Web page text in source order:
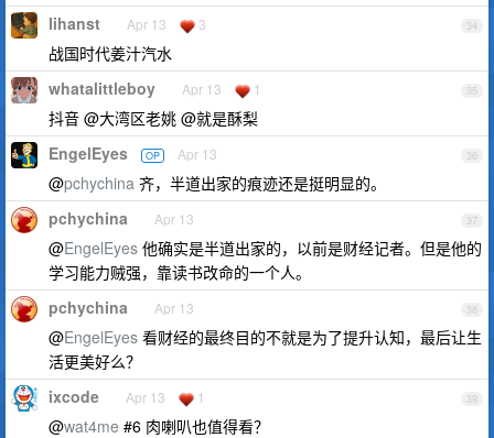
34
lihanst Apr 13 3
战国时代姜汁汽水
35
whatalittleboy Apr 13 1
抖音 @大湾区老姚 @就是酥梨
36
EngelEyes OP Apr 13
@pchychina 齐，半道出家的痕迹还是挺明显的。
37
pchychina Apr 13
@EngelEyes 他确实是半道出家的，以前是财经记者。但是他的
学习能力贼强，靠读书改命的一个人。
38
pchychina Apr 13
@EngelEyes 看财经的最终目的不就是为了提升认知，最后让生
活更美好么？
39
ixcode Apr 13 1
@wat4me #6 肉喇叭也值得看？